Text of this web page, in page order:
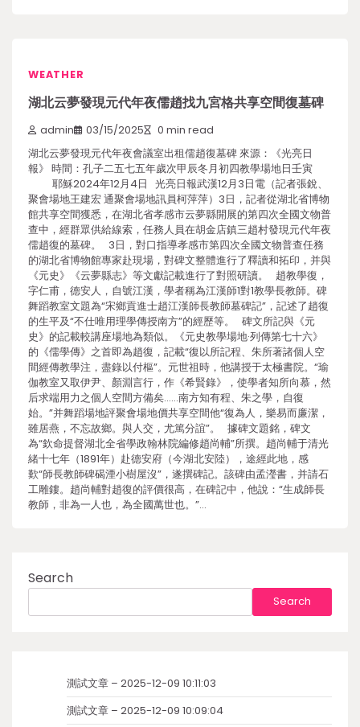
WEATHER
湖北云夢發現元代年夜儒趙找九宮格共享空間復墓碑
admin 03/15/2025 0 min read
湖北云夢發現元代年夜會議室出租儒趙復墓碑 來源：《光亮日
報》 時間：孔子二五七五年歲次甲辰冬月初四教學場地日壬寅
耶穌2024年12月4日 光亮日報武漢12月3日電（記者張銳、
聚會場地王建宏 通聚會場地訊員柯萍萍）3日，記者從湖北省博物
館共享空間獲悉，在湖北省孝感市云夢縣開展的第四次全國文物普
查中，經群眾供給線索，任務人員在胡金店鎮三趙村發現元代年夜
儒趙復的墓碑。 3日，對口指導孝感市第四次全國文物普查任務
的湖北省博物館專家赴現場，對碑文整體進行了釋讀和拓印，并與
《元史》《云夢縣志》等文獻記載進行了對照研讀。 趙教學復，
字仁甫，德安人，自號江漢，學者稱為江漢師1對1教學長教師。碑
舞蹈教室文題為“宋鄉貢進士趙江漢師長教師墓碑記”，記述了趙復
的生平及“不仕唯用理學傳授南方”的經歷等。 碑文所記與《元
史》的記載較講座場地為類似。《元史教學場地·列傳第七十六》
的《儒學傳》之首即為趙復，記載“復以所記程、朱所著諸個人空
間經傳教學注，盡錄以付樞”。元世祖時，他講授于太極書院。“瑜
伽教室又取伊尹、顏淵言行，作《希賢錄》，使學者知所向慕，然
后求端用力之個人空間方備矣……南方知有程、朱之學，自復
始。”并舞蹈場地評聚會場地價共享空間他“復為人，樂易而廉潔，
雖居燕，不忘故鄉。與人交，尤篤分誼”。 據碑文題銘，碑文
為“欽命提督湖北全省學政翰林院編修趙尚輔”所撰。趙尚輔于清光
緒十七年（1891年）赴德安府（今湖北安陸），途經此地，感
歎“師長教師碑碣湮小樹屋沒”，遂撰碑記。該碑由孟瀅書，并請石
工雕鏤。趙尚輔對趙復的評價很高，在碑記中，他說：“生成師長
教師，非為一人也，為全國萬世也。”…
Search
Search
測試文章 – 2025-12-09 10:11:03
測試文章 – 2025-12-09 10:09:04